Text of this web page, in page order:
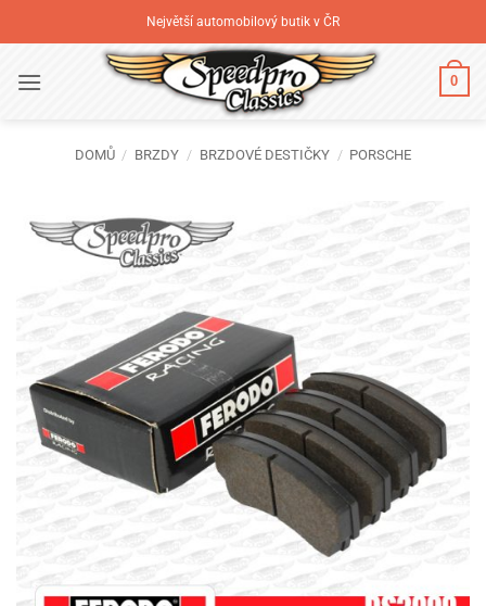
na
Největší automobilový butik v ČR
0
DOMŮ / BRZDY / BRZDOVÉ DESTIČKY / PORSCHE